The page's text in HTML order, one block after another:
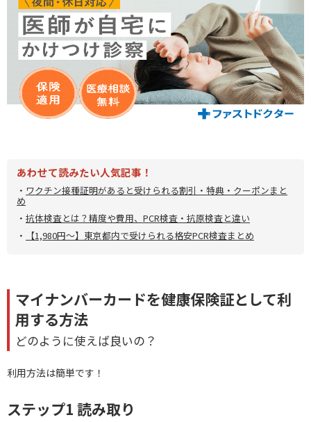
あわせて読みたい人気記事！
・ ワクチン接種証明があると受けられる割引・特典・クーポンまと
め
・ 抗体検査とは？精度や費用、PCR検査・抗原検査と違い
・
【1,980円～】東京都内で受けられる格安PCR検査まとめ
マイナンバーカードを健康保険証として利
用する方法
どのように使えば良いの？
利用方法は簡単です！
ステップ1 読み取り